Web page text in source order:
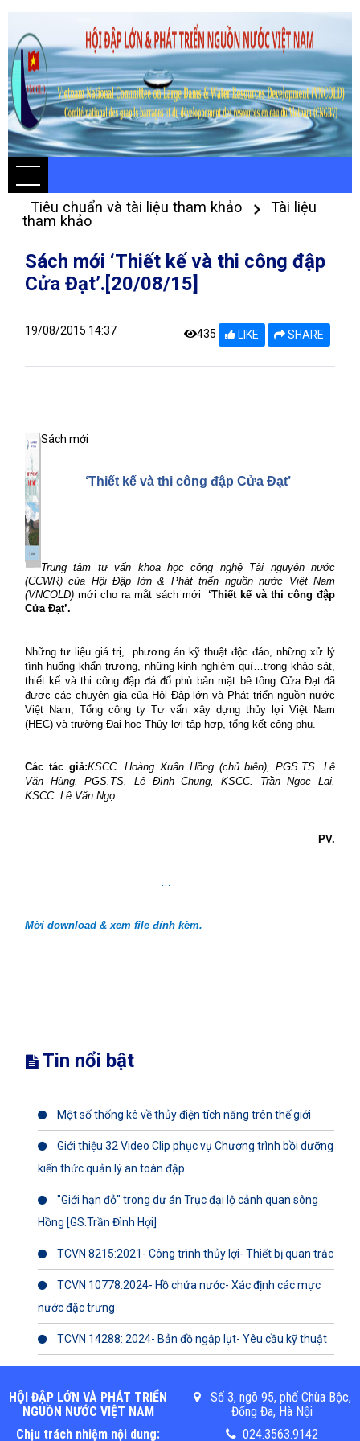
Tiêu chuẩn và tài liệu tham khảo
Tài liệu
tham khảo
Sách mới ‘Thiết kế và thi công đập
Cửa Đạt’.[20/08/15]
19/08/2015 14:37 435 LIKE SHARE
Sách mới
‘Thiết kế và thi công đập Cửa Đạt’
Trung tâm tư vấn khoa học công nghệ Tài nguyên nước
(CCWR) của Hội Đập lớn & Phát triển nguồn nước Việt Nam
(VNCOLD) mới cho ra mắt sách mới
‘Thiết kế và thi công đập
Cửa Đạt’.
Những tư liệu giá trị,
phương án kỹ thuật độc đáo, những xử lý
tình huống khẩn trương, những kinh nghiệm quí…trong khảo sát,
thiết kế và thi công đập đá đổ phủ bản mặt bê tông Cửa Đạt.đã
được các chuyên gia của Hội Đập lớn và Phát triển nguồn nước
Việt Nam, Tổng công ty Tư vấn xây dựng thủy lợi Việt Nam
(HEC) và trường Đại học Thủy lợi tập hợp, tổng kết công phu.
Các tác giả:KSCC. Hoàng Xuân Hồng (chủ biên), PGS.TS. Lê
Văn Hùng, PGS.TS. Lê Đình Chung, KSCC. Trần Ngọc Lai,
KSCC. Lê Văn Ngọ.
PV.
Mời download & xem file đính kèm.
Tin nổi bật
Một số thống kê về thủy điện tích năng trên thế giới
Giới thiệu 32 Video Clip phục vụ Chương trình bồi dưỡng
kiến thức quản lý an toàn đập
"Giới hạn đỏ" trong dự án Trục đại lộ cảnh quan sông
Hồng [GS.Trần Đình Hợi]
TCVN 8215:2021- Công trình thủy lợi- Thiết bị quan trắc
TCVN 10778:2024- Hồ chứa nước- Xác định các mực
nước đặc trưng
TCVN 14288: 2024- Bản đồ ngập lụt- Yêu cầu kỹ thuật
HỘI ĐẬP LỚN VÀ PHÁT TRIỂN
NGUỒN NƯỚC VIỆT NAM
Chịu trách nhiệm nội dung:
Số 3, ngõ 95, phố Chùa Bộc,
Đống Đa, Hà Nội
024.3563.9142